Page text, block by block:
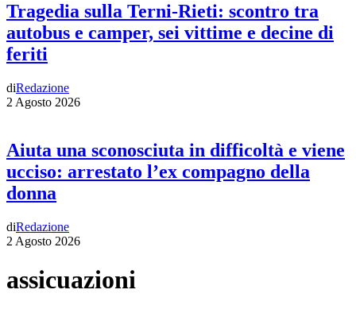
Tragedia sulla Terni-Rieti: scontro tra
autobus e camper, sei vittime e decine di
feriti
diRedazione
2 Agosto 2026
Aiuta una sconosciuta in difficoltà e viene
ucciso: arrestato l’ex compagno della
donna
diRedazione
2 Agosto 2026
assicuazioni